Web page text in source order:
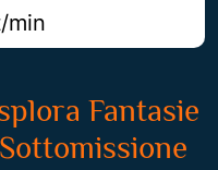
min
Fantasie